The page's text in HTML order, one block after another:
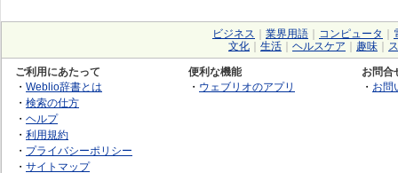
ビジネス 業界用語 コンピュータ
文化
生活 ヘルスケア 趣味
ご利用にあたって
・ Weblio辞書とは
・ 検索の仕方
・ ヘルプ
・ 利用規約
・ プライバシーポリシー
・ サイトマップ
便利な機能
・ ウェブリオのアプリ
お問合
・ お問